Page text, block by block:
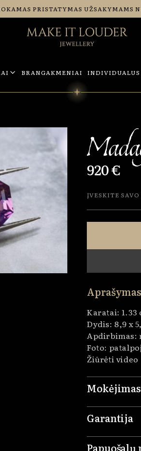
PRISTATYMAS UŽSAKYMAMS
BRANGAKMENIAI INDIVIDUALUS
920 €
Aprašymas
Karatai: 1.33
Dydis: 8,9 x
Apdirbimas:
Foto:
Žiūrėti video
Garantija